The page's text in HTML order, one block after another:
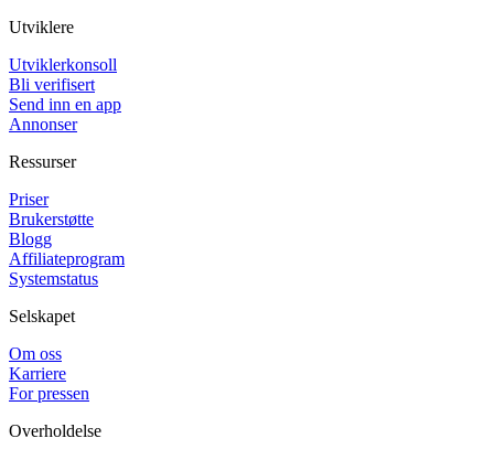
Utviklere
Utviklerkonsoll
Bli verifisert
Send inn en app
Annonser
Ressurser
Priser
Brukerstøtte
Blogg
Affiliateprogram
Systemstatus
Selskapet
Om oss
Karriere
For pressen
Overholdelse